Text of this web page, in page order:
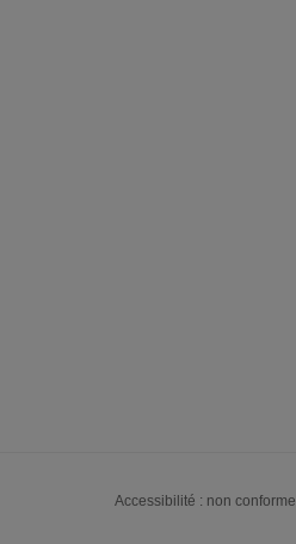
Accessibilité : non conforme